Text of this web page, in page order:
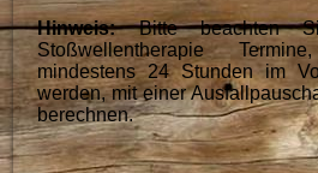
Hinweis:Bitte beachten
Stoßwellentherapie
mindestens 24 Stunden im
werden,mit einer
berechnen.